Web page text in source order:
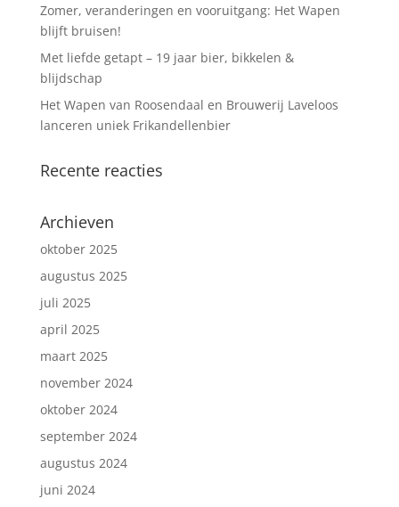
Zomer, veranderingen en vooruitgang: Het Wapen
blijft bruisen!
Met liefde getapt – 19 jaar bier, bikkelen &
blijdschap
Het Wapen van Roosendaal en Brouwerij Laveloos
lanceren uniek Frikandellenbier
Recente reacties
Archieven
oktober 2025
augustus 2025
juli 2025
april 2025
maart 2025
november 2024
oktober 2024
september 2024
augustus 2024
juni 2024